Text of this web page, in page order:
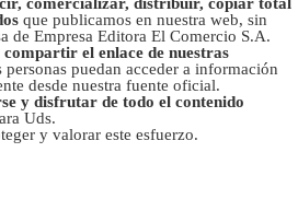
que publicamos en nuestra web, sin
de Empresa Editora El Comercio S.A.
el enlace de nuestras
personas puedan acceder a información
desde nuestra fuente oficial.
y disfrutar de todo el contenido
Uds.
y valorar este esfuerzo.